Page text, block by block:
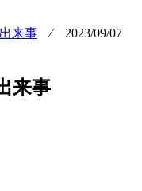
来事 ⁄ 2023/09/07
来事